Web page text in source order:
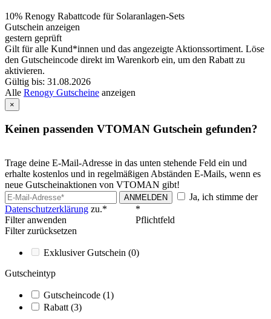
10% Renogy Rabattcode für Solaranlagen-Sets
Gutschein anzeigen
gestern geprüft
Gilt für alle Kund*innen und das angezeigte Aktionssortiment. Löse
den Gutscheincode direkt im Warenkorb ein, um den Rabatt zu
aktivieren.
Gültig bis: 31.08.2026
Alle Renogy Gutscheine anzeigen
×
Keinen passenden VTOMAN Gutschein gefunden?
Trage deine E-Mail-Adresse in das unten stehende Feld ein und
erhalte kostenlos und in regelmäßigen Abständen E-Mails, wenn es
neue Gutscheinaktionen von VTOMAN gibt!
ANMELDEN
Ja, ich stimme der
Datenschutzerklärung zu.*
*
Pflichtfeld
Filter anwenden
Filter zurücksetzen
Exklusiver Gutschein (0)
Gutscheintyp
Gutscheincode (1)
Rabatt (3)